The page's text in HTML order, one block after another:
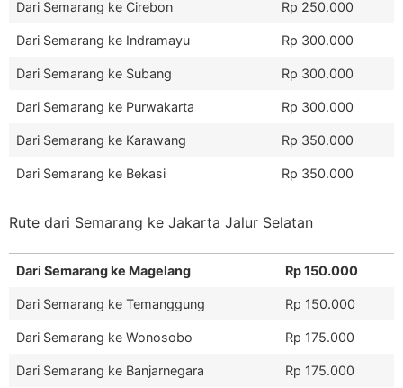
Dari Semarang ke Cirebon Rp 250.000
Dari Semarang ke Indramayu Rp 300.000
Dari Semarang ke Subang Rp 300.000
Dari Semarang ke Purwakarta Rp 300.000
Dari Semarang ke Karawang Rp 350.000
Dari Semarang ke Bekasi Rp 350.000
Rute dari Semarang ke Jakarta Jalur Selatan
Dari Semarang ke Magelang Rp 150.000
Dari Semarang ke Temanggung Rp 150.000
Dari Semarang ke Wonosobo Rp 175.000
Dari Semarang ke Banjarnegara Rp 175.000